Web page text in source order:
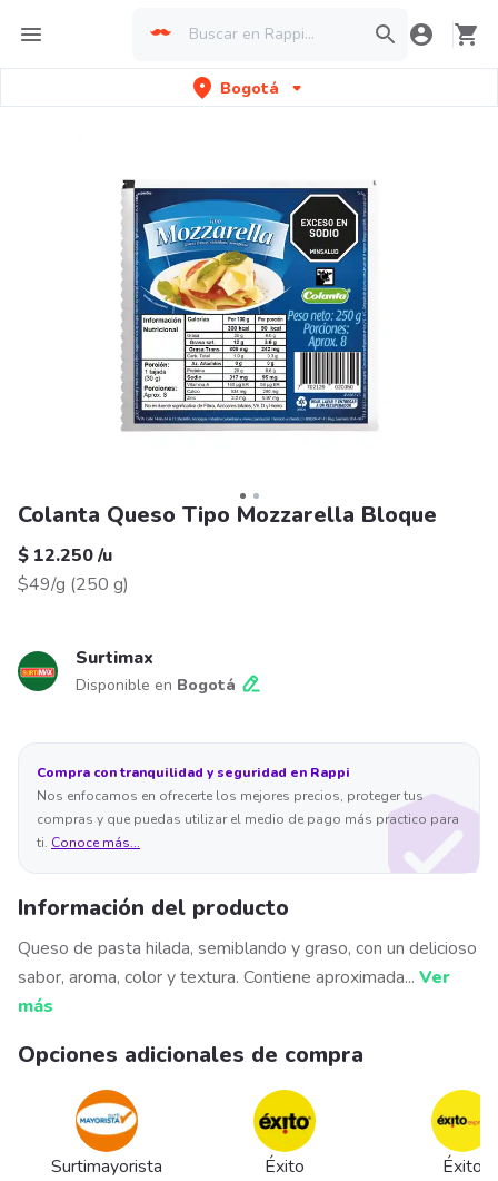
Bogotá
Colanta Queso Tipo Mozzarella Bloque
$ 12.250/u
$49/g (250 g)
Surtimax
Disponible en Bogotá
Compra con tranquilidad y seguridad en Rappi
Nos enfocamos en ofrecerte los mejores precios, proteger tus
compras y que puedas utilizar el medio de pago más practico para
ti. Conoce más...
Información del producto
Queso de pasta hilada, semiblando y graso, con un delicioso
sabor, aroma, color y textura. Contiene aproximada... Ver
más
Opciones adicionales de compra
Surtimayorista
Éxito
Éxito